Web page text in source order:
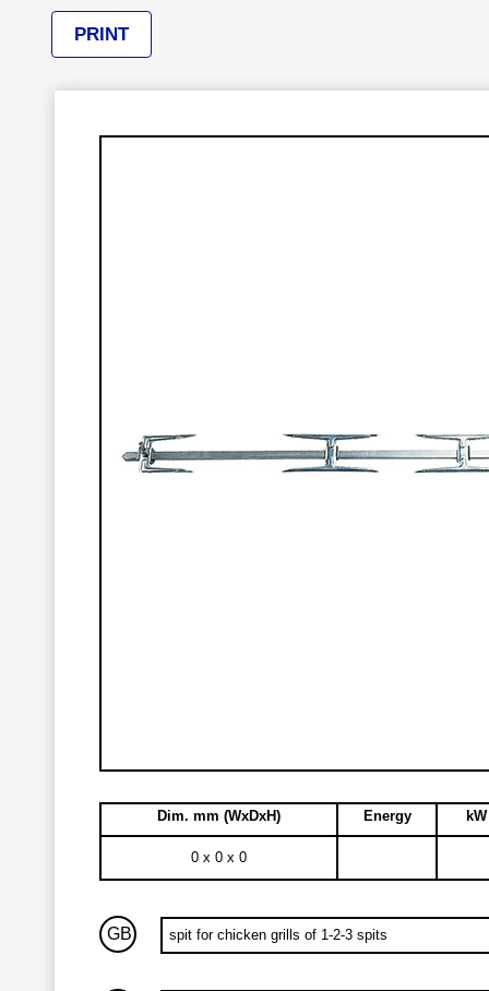
PRINT
Dim. mm (WxDxH) Energy
0 x 0 x 0
GB spit for chicken grills of 1-2-3 spits